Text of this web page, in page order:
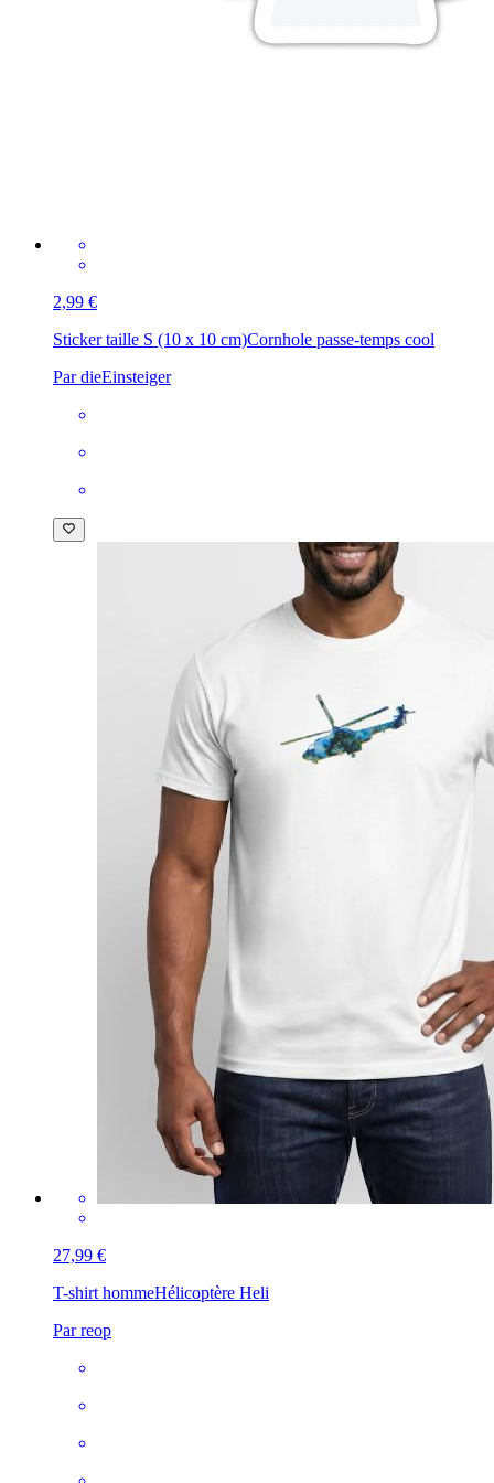
2,99 €
Sticker taille S (10 x 10 cm)Cornhole passe-temps cool
Par dieEinsteiger
27,99 €
T-shirt hommeHélicoptère Heli
Par reop